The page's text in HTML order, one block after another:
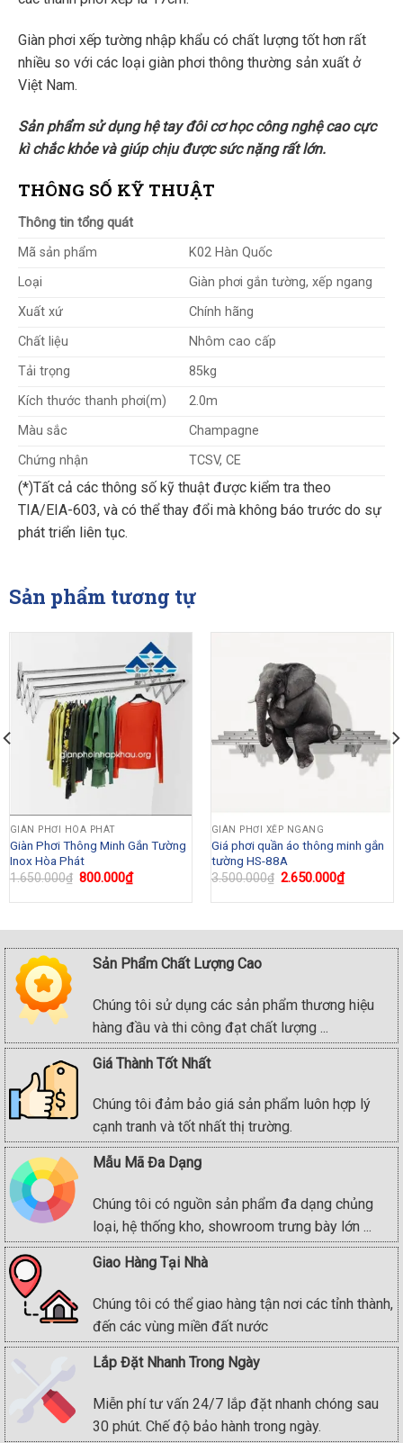
Giàn phơi xếp tường nhập khẩu có chất lượng tốt hơn rất
nhiều so với các loại giàn phơi thông thường sản xuất ở
Việt Nam.
Sản phẩm sử dụng hệ tay đôi cơ học công nghệ cao cực
kì chắc khỏe và giúp chịu được sức nặng rất lớn.
THÔNG SỐ KỸ THUẬT
Thông tin tổng quát
Mã sản phẩm
K02 Hàn Quốc
Loại
Giàn phơi gắn tường, xếp ngang
Xuất xứ
Chính hãng
Chất liệu
Nhôm cao cấp
Tải trọng
85kg
Kích thước thanh phơi(m)
2.0m
Màu sắc
Champagne
Chứng nhận
TCSV, CE
(*)Tất cả các thông số kỹ thuật được kiểm tra theo
TIA/EIA-603, và có thể thay đổi mà không báo trước do sự
phát triển liên tục.
Sản phẩm tương tự
GIÀN PHƠI HÒA PHÁT
Giàn Phơi Thông Minh Gắn Tường
Inox Hòa Phát
1.650.000₫ Original
was:
800.000₫Current
price
is:
GIÀN PHƠI XẾP NGANG
Giá phơi quần áo thông minh gắn
tường HS-88A
3.500.000₫ Original
was:
2.650.000₫Current
price
is:
Sản Phẩm Chất Lượng Cao
Chúng tôi sử dụng các sản phẩm thương hiệu
hàng đầu và thi công đạt chất lượng ...
Giá Thành Tốt Nhất
Chúng tôi đảm bảo giá sản phẩm luôn hợp lý
cạnh tranh và tốt nhất thị trường.
Mẫu Mã Đa Dạng
Chúng tôi có nguồn sản phẩm đa dạng chủng
loại, hệ thống kho, showroom trưng bày lớn ...
Giao Hàng Tại Nhà
Chúng tôi có thể giao hàng tận nơi các tỉnh thành,
đến các vùng miền đất nước
Lắp Đặt Nhanh Trong Ngày
Miễn phí tư vấn 24/7 lắp đặt nhanh chóng sau
30 phút. Chế độ bảo hành trong ngày.